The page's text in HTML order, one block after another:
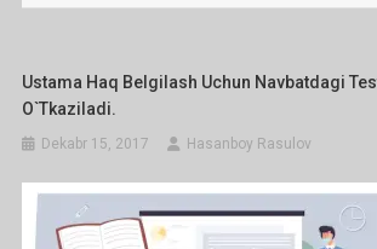
Ustama Haq Belgilash Uchun Navbatdagi
O`tkaziladi.
Dekabr 15, 2017 Hasanboy Rasulov